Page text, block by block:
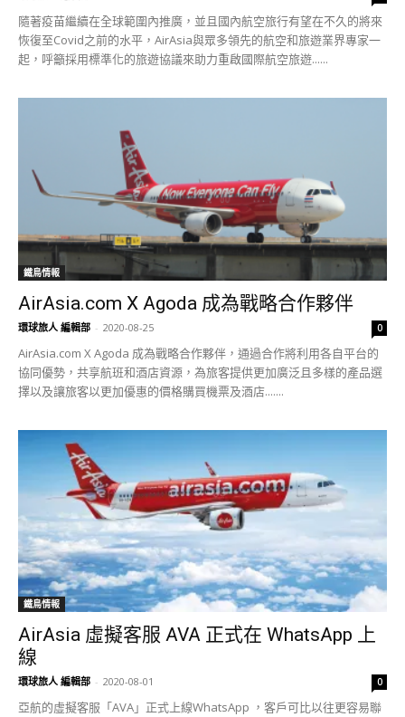
隨著疫苗繼續在全球範圍內推廣，並且國內航空旅行有望在不久的將來
恢復至Covid之前的水平，AirAsia與眾多領先的航空和旅遊業界專家一
起，呼籲採用標準化的旅遊協議來助力重啟國際航空旅遊......
鐵鳥情報
AirAsia.com X Agoda 成為戰略合作夥伴
環球旅人 編輯部 - 2020-08-25 0
AirAsia.com X Agoda 成為戰略合作夥伴，通過合作將利用各自平台的
協同優勢​​，共享航班和酒店資源，為旅客提供更加廣泛且多樣的產品選
擇以及讓旅客以更加優惠的價格購買機票及酒店.......
鐵鳥情報
AirAsia 虛擬客服 AVA 正式在 WhatsApp 上
線
環球旅人 編輯部 - 2020-08-01 0
亞航的虛擬客服「AVA」正式上線WhatsApp ，客戶可比以往更容易聯